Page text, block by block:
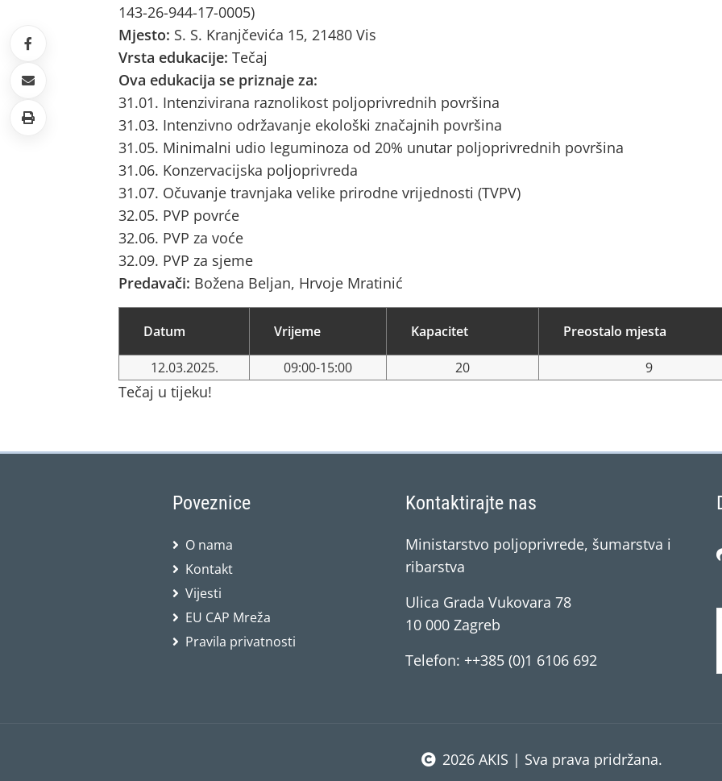
143-26-944-17-0005)
Mjesto: S. S. Kranjčevića 15, 21480 Vis
Vrsta edukacije: Tečaj
Ova edukacija se priznaje za:
31.01. Intenzivirana raznolikost poljoprivrednih površina
31.03. Intenzivno održavanje ekološki značajnih površina
31.05. Minimalni udio leguminoza od 20% unutar poljoprivrednih površina
31.06. Konzervacijska poljoprivreda
31.07. Očuvanje travnjaka velike prirodne vrijednosti (TVPV)
32.05. PVP povrće
32.06. PVP za voće
32.09. PVP za sjeme
Predavači: Božena Beljan, Hrvoje Mratinić
Datum Vrijeme Kapacitet Preostalo mjesta
12.03.2025. 09:00-15:00 20 9
Tečaj u tijeku!
Poveznice
O nama
Kontakt
Vijesti
EU CAP Mreža
Pravila privatnosti
Kontaktirajte nas
Ministarstvo poljoprivrede, šumarstva i
ribarstva
Ulica Grada Vukovara 78
10 000 Zagreb
Telefon: ++385 (0)1 6106 692
2026 AKIS | Sva prava pridržana.